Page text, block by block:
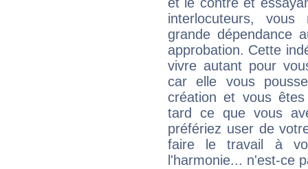
interlocuteurs,
grande dépendance
approbation. Cette
vivre autant pour
car elle vous
création et vous
tard ce que vous
préfériez user de
faire le travail à
l'harmonie... n'est-ce